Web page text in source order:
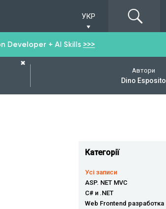
УКР
Developer + AI Skills >>>
✖
Автори
Dino Esposito
Категорії
Усі записи
ASP. NET MVC
C# и .NET
Web Frontend разработка